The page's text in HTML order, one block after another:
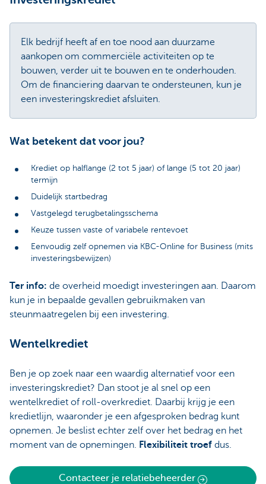
Elk bedrijf heeft af en toe nood aan duurzame
aankopen om commerciële activiteiten op te
bouwen, verder uit te bouwen en te onderhouden.
Om de financiering daarvan te ondersteunen, kun je
een investeringskrediet afsluiten.
Wat betekent dat voor jou?
Krediet op halflange (2 tot 5 jaar) of lange (5 tot 20 jaar)
termijn
Duidelijk startbedrag
Vastgelegd terugbetalingsschema
Keuze tussen vaste of variabele rentevoet
Eenvoudig zelf opnemen via KBC-Online for Business (mits
investeringsbewijzen)
Ter info: de overheid moedigt investeringen aan. Daarom
kun je in bepaalde gevallen gebruikmaken van
steunmaatregelen bij een investering.
Wentelkrediet
Ben je op zoek naar een waardig alternatief voor een
investeringskrediet? Dan stoot je al snel op een
wentelkrediet of roll-overkrediet. Daarbij krijg je een
kredietlijn, waaronder je een afgesproken bedrag kunt
opnemen. Je beslist echter zelf over het bedrag en het
moment van de opnemingen. Flexibiliteit troef dus.
Contacteer je relatiebeheerder